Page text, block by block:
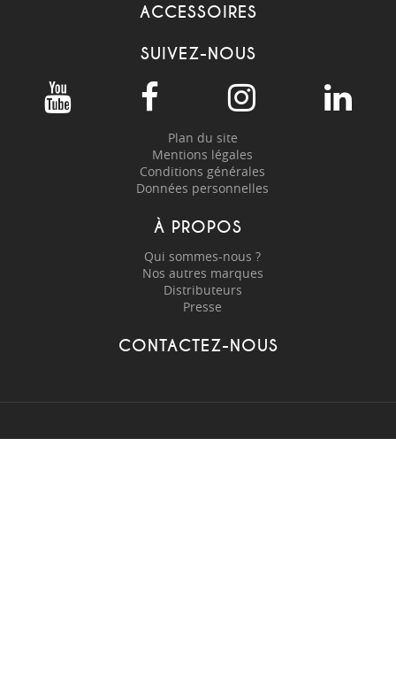
ACCESSOIRES
SUIVEZ-NOUS
Plan du site
Mentions légales
Conditions générales
Données personnelles
À PROPOS
Qui sommes-nous ?
Nos autres marques
Distributeurs
Presse
CONTACTEZ-NOUS